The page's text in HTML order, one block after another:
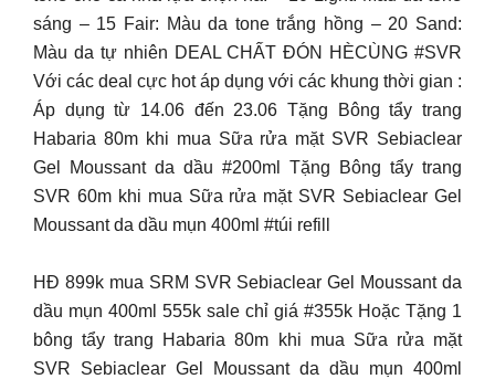
sáng – 15 Fair: Màu da tone trắng hồng – 20 Sand:
Màu da tự nhiên DEAL CHẤT ĐÓN HÈCÙNG #SVR
Với các deal cực hot áp dụng với các khung thời gian :
Áp dụng từ 14.06 đến 23.06 Tặng Bông tẩy trang
Habaria 80m khi mua Sữa rửa mặt SVR Sebiaclear
Gel Moussant da dầu #200ml Tặng Bông tẩy trang
SVR 60m khi mua Sữa rửa mặt SVR Sebiaclear Gel
Moussant da dầu mụn 400ml #túi refill
HĐ 899k mua SRM SVR Sebiaclear Gel Moussant da
dầu mụn 400ml 555k sale chỉ giá #355k Hoặc Tặng 1
bông tẩy trang Habaria 80m khi mua Sữa rửa mặt
SVR Sebiaclear Gel Moussant da dầu mụn 400ml